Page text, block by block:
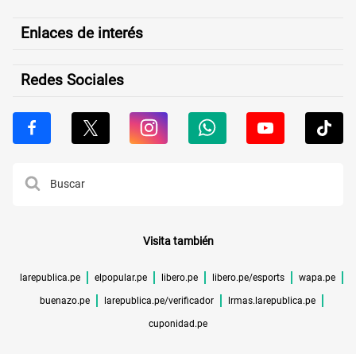
Enlaces de interés
Redes Sociales
Visita también
larepublica.pe elpopular.pe libero.pe libero.pe/esports wapa.pe
buenazo.pe larepublica.pe/verificador lrmas.larepublica.pe
cuponidad.pe